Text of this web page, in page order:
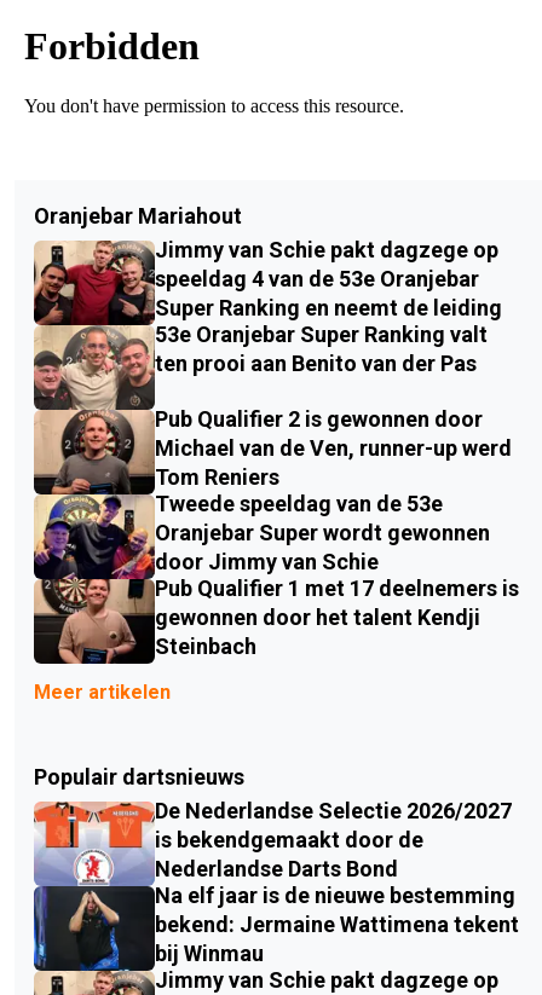
Oranjebar Mariahout
Jimmy van Schie pakt dagzege op
speeldag 4 van de 53e Oranjebar
Super Ranking en neemt de leiding
53e Oranjebar Super Ranking valt
ten prooi aan Benito van der Pas
Pub Qualifier 2 is gewonnen door
Michael van de Ven, runner-up werd
Tom Reniers
Tweede speeldag van de 53e
Oranjebar Super wordt gewonnen
door Jimmy van Schie
Pub Qualifier 1 met 17 deelnemers is
gewonnen door het talent Kendji
Steinbach
Meer artikelen
Populair dartsnieuws
De Nederlandse Selectie 2026/2027
is bekendgemaakt door de
Nederlandse Darts Bond
Na elf jaar is de nieuwe bestemming
bekend: Jermaine Wattimena tekent
bij Winmau
Jimmy van Schie pakt dagzege op